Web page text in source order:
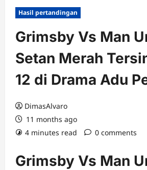
Hasil pertandingan
Grimsby Vs Man
Setan Merah
12 di Drama Adu
DimasAlvaro
11 months ago
4 minutes read
0 comments
Grimsby Vs Man